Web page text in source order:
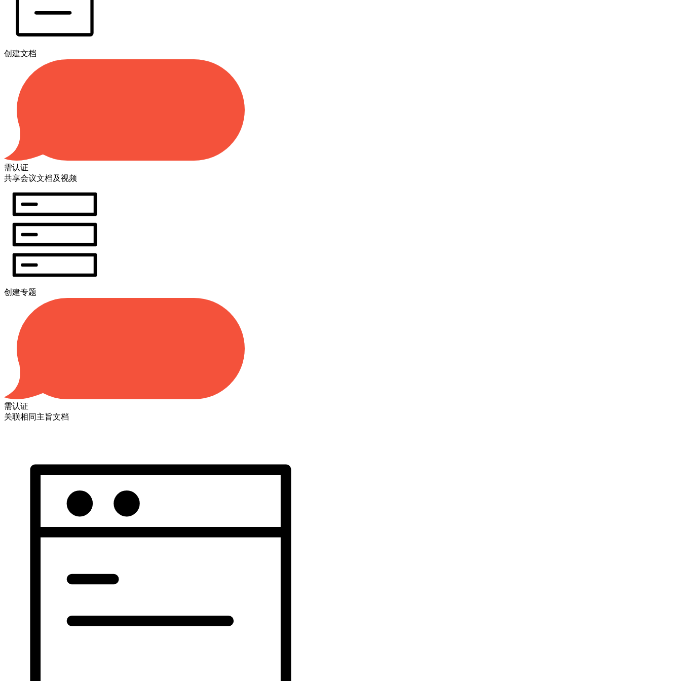
创建文档
需认证
共享会议文档及视频
创建专题
需认证
关联相同主旨文档